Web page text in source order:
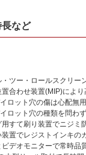
など
ツー・ロールスクリー
合わせ装置(MIP)により
ロット穴の傷は心配無用
ロット穴の種類を問わず
すて刷り装置でニジミ
置でレジストインキの
デオモニターで常時品